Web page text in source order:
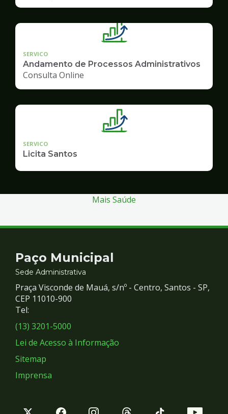
SERVICO
Andamento de Processos Administrativos
Consulta Online
SERVICO
Licita Santos
Mais Saúde
Contato
e
Redes
Sociais
Paço Municipal
Sede Administrativa
Praça Visconde de Mauá, s/nº - Centro, Santos - SP,
CEP 11010-900
Tel:
(13) 3201-5000
Lei de Acesso à Informação
Sitemap
Imprensa